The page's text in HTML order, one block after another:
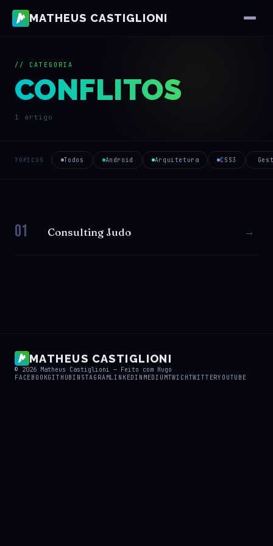
MATHEUS CASTIGLIONI
// CATEGORIA
CONFLITOS
1 artigo
TÓPICOS Todos Android Arquitetura CSS3
01 Consulting Judo →
MATHEUS CASTIGLIONI
© 2026 Matheus Castiglioni — Feito com Hugo
FACEBOOKGITHUBINSTAGRAMLINKEDIN MEDIUMTWICHTWITTERYOUTUBE